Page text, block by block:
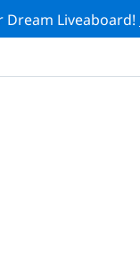
Dream Liveaboard!